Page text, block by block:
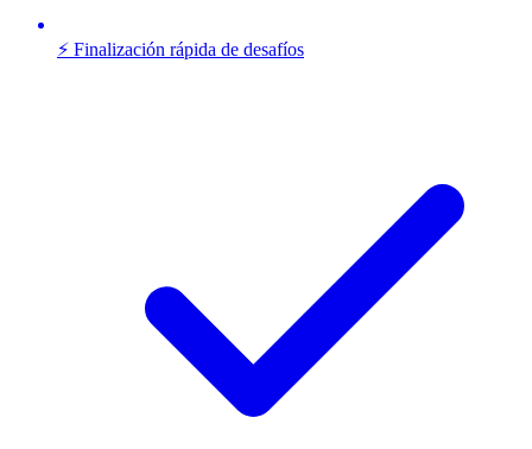
⚡ Finalización rápida de desafíos